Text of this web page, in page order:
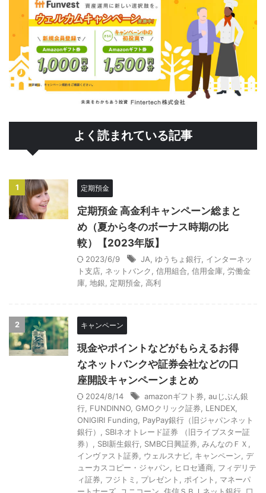
よく読まれている記事
1 定期預金
定期預金 高金利キャンペーン総まと
め（夏から冬のボーナス時期の比
較）【2023年版】
2023/6/9 JA ゆうちょ銀行 インターネッ
ト支店 ネットバンク 信用組合 信用金庫 労働金
庫 地銀 定期預金 高利
2 キャンペーン
現金やポイントなどがもらえるお得
なネットバンクや証券会社などの口
座開設キャンペーンまとめ
2024/8/14 amazonギフト券 auじぶん銀
行 FUNDINNO GMOクリック証券 LENDEX
ONIGIRI Funding
PayPay銀行（旧ジャパンネット
銀行）
SBIネオトレード証券 （旧ライブスター証
券）
SBI新生銀行 SMBC日興証券 みんなのＦＸ
インヴァスト証券
ウェルスナビ キャンペーン
デ
ューカスコピー・ジャパン
ヒロセ通商 フィデリテ
ィ証券
フジトミ プレゼント ポイント
マネーパ